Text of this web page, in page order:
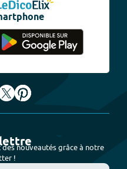
nouveautés grâce à notre
!